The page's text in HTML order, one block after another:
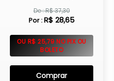
De : R$ 37,30
Por :R$ 28,65
OU R$ 25,79 NO PIX OU
BOLETO
Comprar